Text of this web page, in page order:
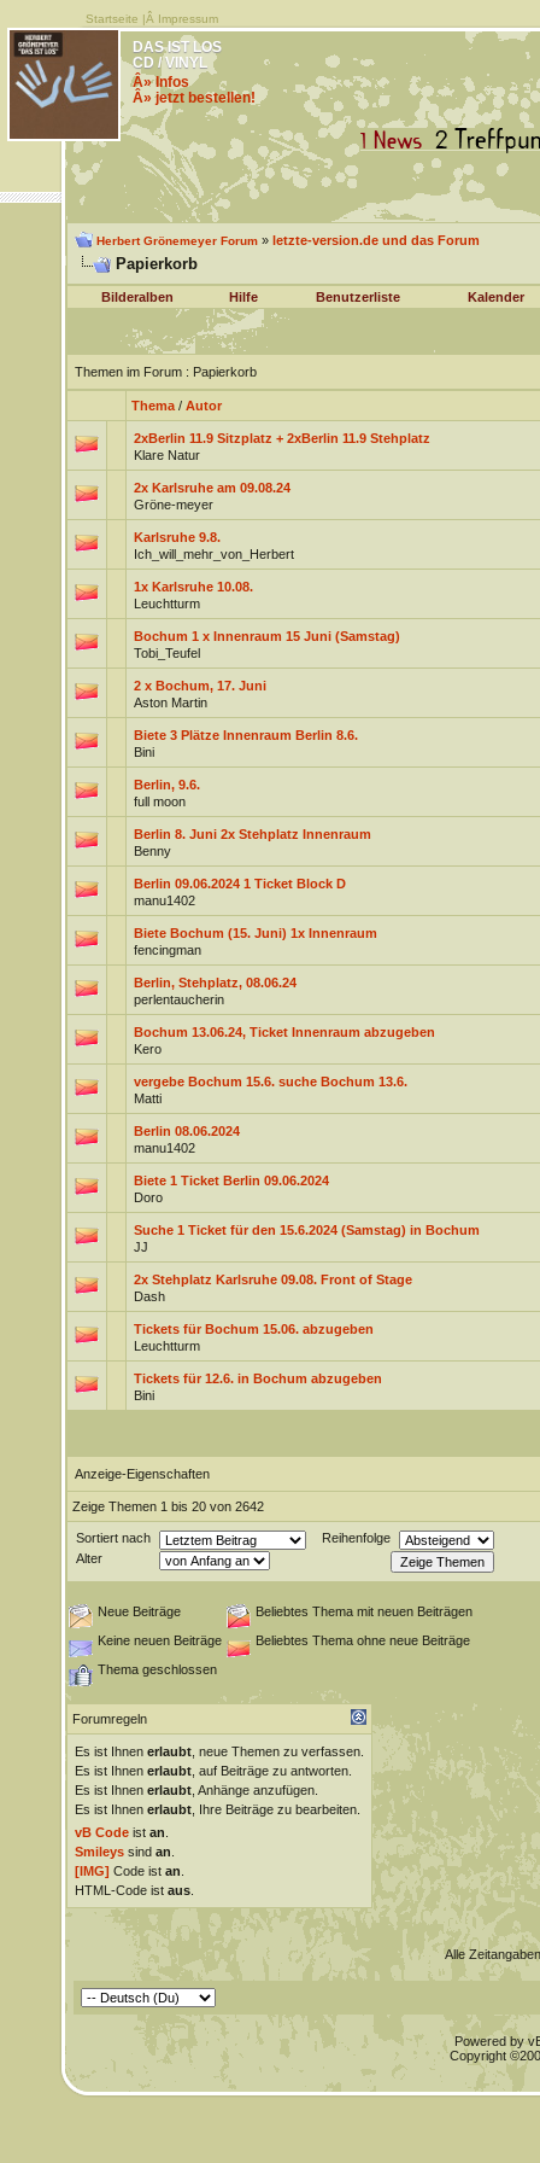
Startseite |Â Impressum
DAS IST LOS
CD / VINYL
Â» Infos
Â» jetzt bestellen!
Herbert Grönemeyer Forum» letzte-version.de und das Forum
Papierkorb
Bilderalben Hilfe Benutzerliste Kalender
Themen im Forum: Papierkorb
Thema/ Autor
2xBerlin 11.9 Sitzplatz + 2xBerlin 11.9 Stehplatz
Klare Natur
2x Karlsruhe am 09.08.24
Gröne-meyer
Karlsruhe 9.8.
Ich_will_mehr_von_Herbert
1x Karlsruhe 10.08.
Leuchtturm
Bochum 1 x Innenraum 15 Juni (Samstag)
Tobi_Teufel
2 x Bochum, 17. Juni
Aston Martin
Biete 3 Plätze Innenraum Berlin 8.6.
Bini
Berlin, 9.6.
full moon
Berlin 8. Juni 2x Stehplatz Innenraum
Benny
Berlin 09.06.2024 1 Ticket Block D
manu1402
Biete Bochum (15. Juni) 1x Innenraum
fencingman
Berlin, Stehplatz, 08.06.24
perlentaucherin
Bochum 13.06.24, Ticket Innenraum abzugeben
Kero
vergebe Bochum 15.6. suche Bochum 13.6.
Matti
Berlin 08.06.2024
manu1402
Biete 1 Ticket Berlin 09.06.2024
Doro
Suche 1 Ticket für den 15.6.2024 (Samstag) in Bochum
JJ
2x Stehplatz Karlsruhe 09.08. Front of Stage
Dash
Tickets für Bochum 15.06. abzugeben
Leuchtturm
Tickets für 12.6. in Bochum abzugeben
Bini
Anzeige-Eigenschaften
Zeige Themen 1 bis 20 von 2642
Sortiert nach
Reihenfolge
Alter
Neue Beiträge
Beliebtes Thema mit neuen Beiträgen
Keine neuen Beiträge
Beliebtes Thema ohne neue Beiträge
Thema geschlossen
Forumregeln
Es ist Ihnen erlaubt, neue Themen zu verfassen.
Es ist Ihnen erlaubt, auf Beiträge zu antworten.
Es ist Ihnen erlaubt, Anhänge anzufügen.
Es ist Ihnen erlaubt, Ihre Beiträge zu bearbeiten.
vB Codeist an
Smileyssind an
[IMG] Code ist an
HTML-Code ist aus.
Alle
Powered by
Copyright